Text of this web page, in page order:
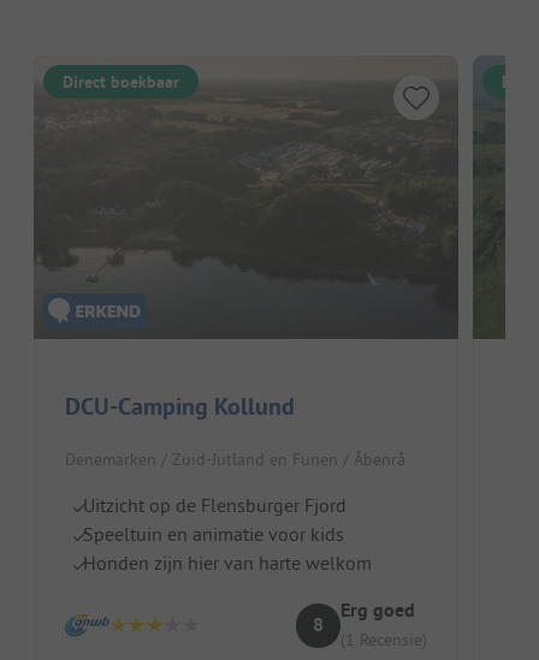
Direct boekbaar
DCU-Camping Kollund
Denemarken / Zuid-Jutland en Funen / Åbenrå
Uitzicht op de Flensburger Fjord
Speeltuin en animatie voor kids
Honden zijn hier van harte welkom
8
Erg goed
(1 Recensie)